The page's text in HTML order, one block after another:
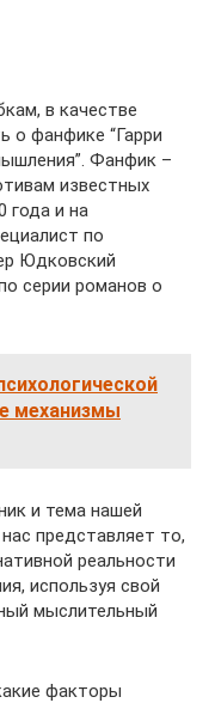
в качестве
о фанфике “Гарри
Фанфик –
известных
года и на
по
Юдковский
серии романов о
механизмы
и тема нашей
представляет то,
реальности
используя свой
мыслительный
факторы